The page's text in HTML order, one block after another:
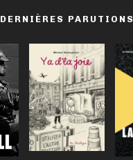
DERNIÈRES PARUTIONS